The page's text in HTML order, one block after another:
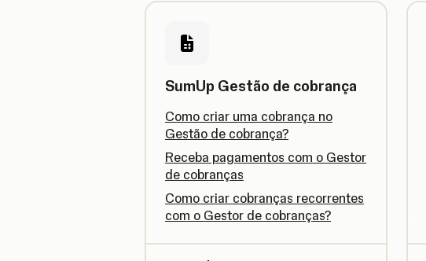
SumUp Gestão de cobrança
Como criar uma cobrança no
Gestão de cobrança?
Receba pagamentos com o Gestor
de cobranças
Como criar cobranças recorrentes
com o Gestor de cobranças?